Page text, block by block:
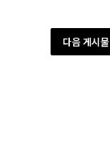
다음 게시물